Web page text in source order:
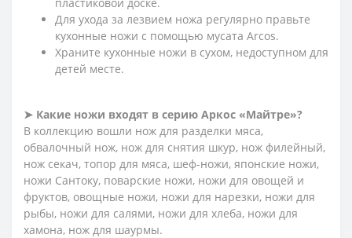
Для ухода за лезвием ножа регулярно правьте
кухонные ножи с помощью мусата Arcos.
Храните кухонные ножи в сухом, недоступном для
детей месте.
➤ Какие ножи входят в серию Аркос «Майтре»?
В коллекцию вошли нож для разделки мяса,
обвалочный нож, нож для снятия шкур, нож филейный,
нож секач, топор для мяса, шеф-ножи, японские ножи,
ножи Сантоку, поварские ножи, ножи для овощей и
фруктов, овощные ножи, ножи для нарезки, ножи для
рыбы, ножи для салями, ножи для хлеба, ножи для
хамона, нож для шаурмы.